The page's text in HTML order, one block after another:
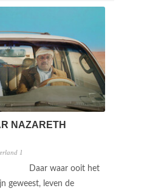
NAZARETH
1
Daar waar ooit het
geweest, leven de